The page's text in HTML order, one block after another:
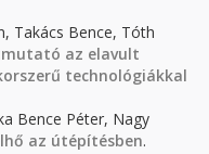
Takács Bence, Tóth
az elavult
technológiákkal
Bence Péter, Nagy
az útépítésben.